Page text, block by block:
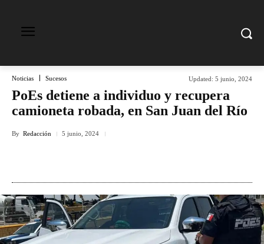
Noticias Sucesos Updated: 5 junio, 2024
PoEs detiene a individuo y recupera
camioneta robada, en San Juan del Río
By Redacción 5 junio, 2024